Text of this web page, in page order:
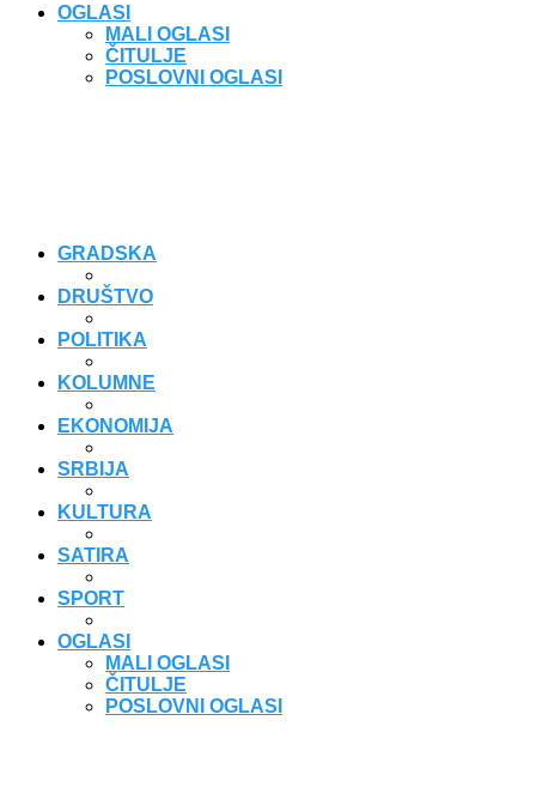
OGLASI
MALI OGLASI
ČITULJE
POSLOVNI OGLASI
GRADSKA
DRUŠTVO
POLITIKA
KOLUMNE
EKONOMIJA
SRBIJA
KULTURA
SATIRA
SPORT
OGLASI
MALI OGLASI
ČITULJE
POSLOVNI OGLASI